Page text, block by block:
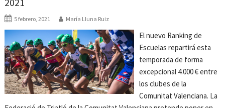
5 febrero, 2021 María Lluna Ruiz
El nuevo Ranking de
Escuelas repartirá esta
temporada de forma
excepcional 4.000 € entre
los clubes de la
Comunitat Valenciana. La